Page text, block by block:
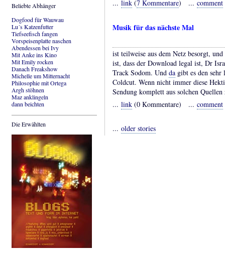
Beliebte Abhänger
Dogfood für Wauwau
Lu´s Katzenfutter
Tiefseefisch fangen
Vorspeisenplatte naschen
Abendessen bei Ivy
Mit Anke ins Kino
Mit Emily rocken
Danach Freakshow
Michelle um Mitternacht
Philosophie mit Ortega
Argh stöhnen
Maz anklingeln
dann beichten
Die Erwählten
... link (7 Kommentare) ... comment
Musik für das nächste Mal
ist teilweise aus dem Netz besorgt,
ist, dass der Download legal ist, Dr
Track Sodom. Und da gibt es den
Coldcut. Wenn nicht immer diese
Sendung komplett aus solchen Quellen
... link (0 Kommentare) ... comment
... older stories